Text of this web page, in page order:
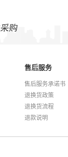
售后服务
售后服务承诺书
退换货政策
退换货流程
退款说明